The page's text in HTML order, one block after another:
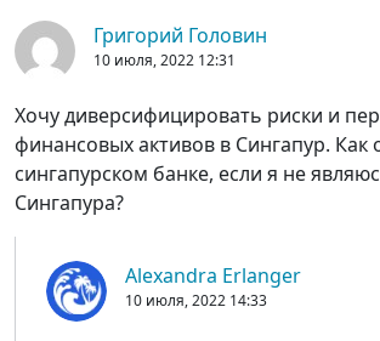
Григорий Головин
10 июля, 2022 12:31
Хочу диверсифицировать риски и
финансовых активов в Сингапур. Как
сингапурском банке, если я не
Сингапура?
Alexandra Erlanger
10 июля, 2022 14:33